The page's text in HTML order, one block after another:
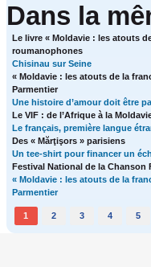
Dans la
Le livre « Moldavie : les atouts
roumanophones
Chisinau sur Seine
« Moldavie : les atouts de la
Parmentier
Une histoire d’amour doit être
Le VIF : de l’Afrique à la
Le français, première langue
Des « Mărţişors » parisiens
Un tee-shirt pour financer un
Festival National de la Chanson
« Moldavie : les atouts de la
Parmentier
1 2 3 4 5